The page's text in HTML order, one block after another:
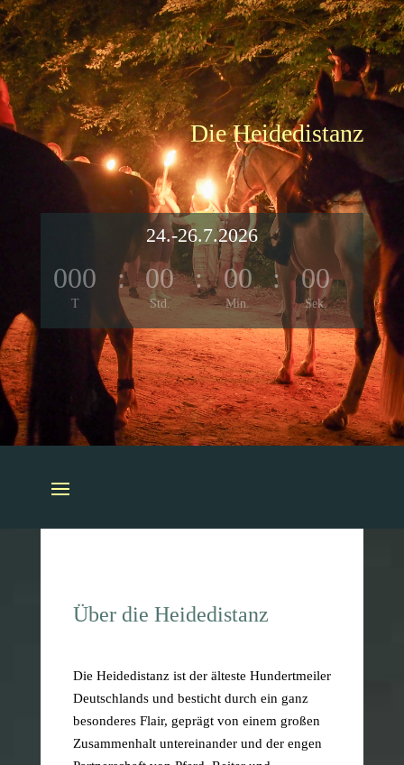
Die Heidedistanz
24.-26.7.2026
000
T
: 00
Std.
: 00
Min.
: 00
Sek.
Über die Heidedistanz
Die Heidedistanz ist der älteste Hundertmeiler
Deutschlands und besticht durch ein ganz
besonderes Flair, geprägt von einem großen
Zusammenhalt untereinander und der engen